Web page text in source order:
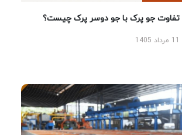
تفاوت جو پرک با جو دوسر پرک چیست؟